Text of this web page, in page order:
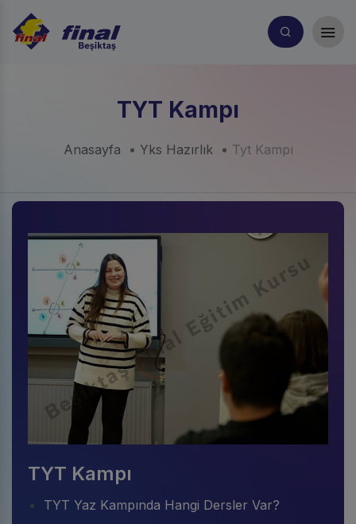
TYT Kampı
Anasayfa Yks Hazırlık Tyt Kampı
TYT Kampı
TYT Yaz Kampında Hangi Dersler Var?